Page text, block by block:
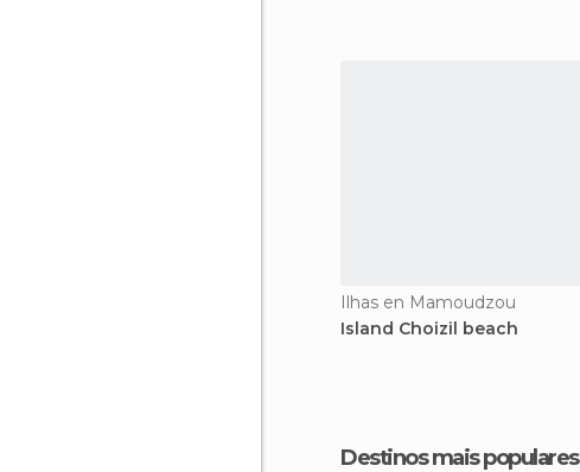
Ilhas en Mamoudzou
Island Choizil beach
Destinos mais populares